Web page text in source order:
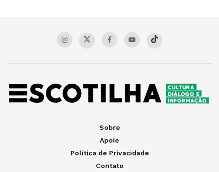
Sobre
Apoie
Política de Privacidade
Contato